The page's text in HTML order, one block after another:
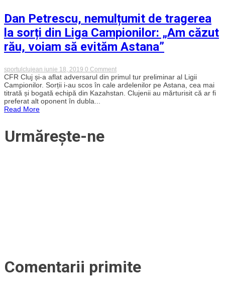
favorită”
Dan Petrescu, nemulțumit de tragerea
la sorți din Liga Campionilor: „Am căzut
rău, voiam să evităm Astana”
sportulclujean iunie 18, 2019 0 Commenton
Dan
Petrescu,
nemulțumit
de
CFR Cluj și-a aflat adversarul din primul tur preliminar al Ligii
Campionilor. Sorții i-au scos în cale ardelenilor pe Astana, cea mai
titrată și bogată echipă din Kazahstan. Clujenii au mărturisit că ar fi
preferat alt oponent în dubla...
Read More
Urmărește-ne
Comentarii primite